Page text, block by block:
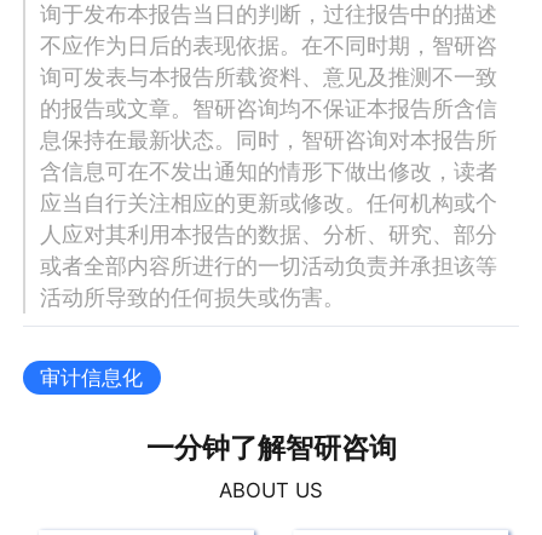
询于发布本报告当日的判断，过往报告中的描述
不应作为日后的表现依据。在不同时期，智研咨
询可发表与本报告所载资料、意见及推测不一致
的报告或文章。智研咨询均不保证本报告所含信
息保持在最新状态。同时，智研咨询对本报告所
含信息可在不发出通知的情形下做出修改，读者
应当自行关注相应的更新或修改。任何机构或个
人应对其利用本报告的数据、分析、研究、部分
或者全部内容所进行的一切活动负责并承担该等
活动所导致的任何损失或伤害。
审计信息化
一分钟了解智研咨询
ABOUT US